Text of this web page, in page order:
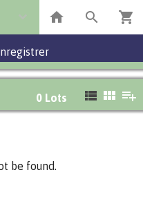
0 Lots
be found.